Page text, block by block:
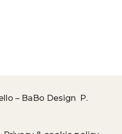
– BaBo Design P.